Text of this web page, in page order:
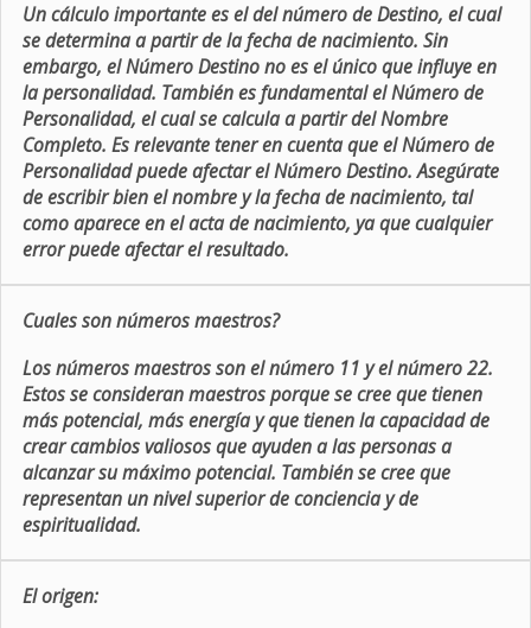
Un cálculo importante es el del número de Destino, el cual
se determina a partir de la fecha de nacimiento. Sin
embargo, el Número Destino no es el único que influye en
la personalidad. También es fundamental el Número de
Personalidad, el cual se calcula a partir del Nombre
Completo. Es relevante tener en cuenta que el Número de
Personalidad puede afectar el Número Destino. Asegúrate
de escribir bien el nombre y la fecha de nacimiento, tal
como aparece en el acta de nacimiento, ya que cualquier
error puede afectar el resultado.
Cuales son números maestros?
Los números maestros son el número 11 y el número 22.
Estos se consideran maestros porque se cree que tienen
más potencial, más energía y que tienen la capacidad de
crear cambios valiosos que ayuden a las personas a
alcanzar su máximo potencial. También se cree que
representan un nivel superior de conciencia y de
espiritualidad.
El origen: